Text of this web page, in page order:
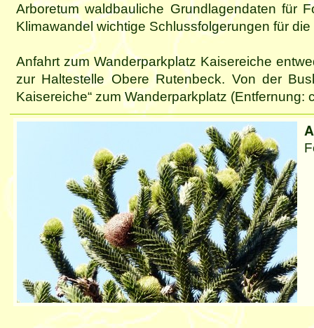
Arboretum waldbauliche Grundlagendaten für
Klimawandel wichtige Schlussfolgerungen für
Anfahrt zum Wanderparkplatz Kaisereiche
zur Haltestelle Obere Rutenbeck. Von der
Kaisereiche“ zum Wanderparkplatz (Entfernung: